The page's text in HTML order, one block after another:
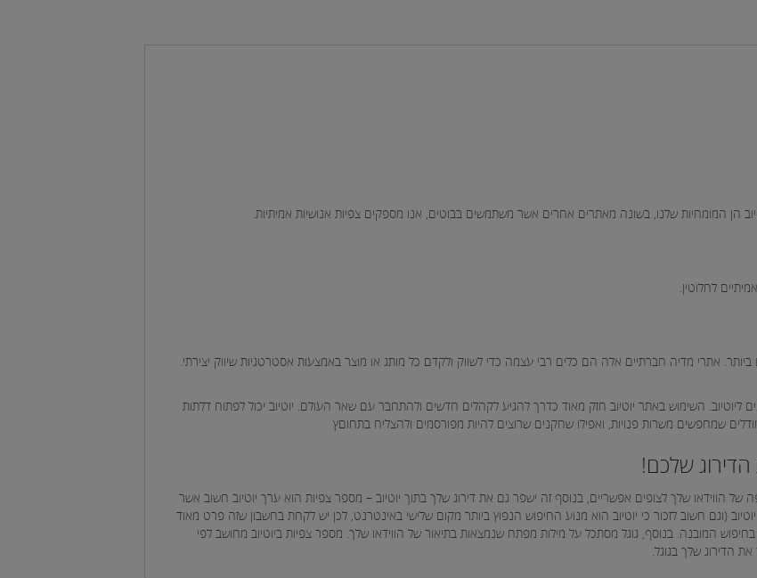
הן המומחיות שלנו, בשונה מאתרים אחרים אשר משתמשים בבוטים, אנו מספקים צפיות אנושיות אמיתיות.
אתרי מדיה חברתיים אלה הם כלים רבי עצמה כדי לשווק ולקדם כל מותג או מוצר באמצעות אסטרטגיות שיווק יצירתי.
ליוטיוב. השימוש באתר יוטיוב חזק מאוד כדרך להגיע לקהלים חדשים ולהתחבר עם שאר העולם. יוטיוב יכול לפתוח דלתות
שמחפשים משרות פנויות, ואפילו שחקנים שרוצים להיות מפורסמים ולהצליח בתחוםץ
שלכם!
הווידאו שלך לצופים אפשריים, בנוסף זה ישפר גם את דירוג שלך בתוך יוטיוב – מספר צפיות הוא ערך יוטיוב חשוב אשר
(וגם חשוב לזכור כי יוטיוב הוא מנוע החיפוש הנפוץ ביותר מקום שלישי באינטרנט, לכן יש לקחת בחשבון שזה פרט מאוד
המובנה. בנוסף, גוגל מסתכל על מילות מפתח שנמצאות בתיאור של הווידאו שלך. מספר צפיות ביוטיוב מחושב לפי
את הדירוג שלך בגוגל.